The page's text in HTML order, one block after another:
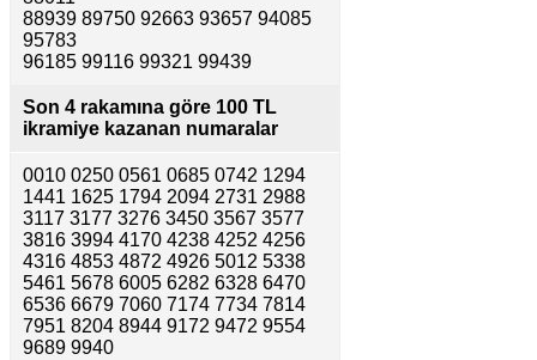
88939 89750 92663 93657 94085
95783
96185 99116 99321 99439
Son 4 rakamına göre 100 TL
ikramiye kazanan numaralar
0010 0250 0561 0685 0742 1294
1441 1625 1794 2094 2731 2988
3117 3177 3276 3450 3567 3577
3816 3994 4170 4238 4252 4256
4316 4853 4872 4926 5012 5338
5461 5678 6005 6282 6328 6470
6536 6679 7060 7174 7734 7814
7951 8204 8944 9172 9472 9554
9689 9940